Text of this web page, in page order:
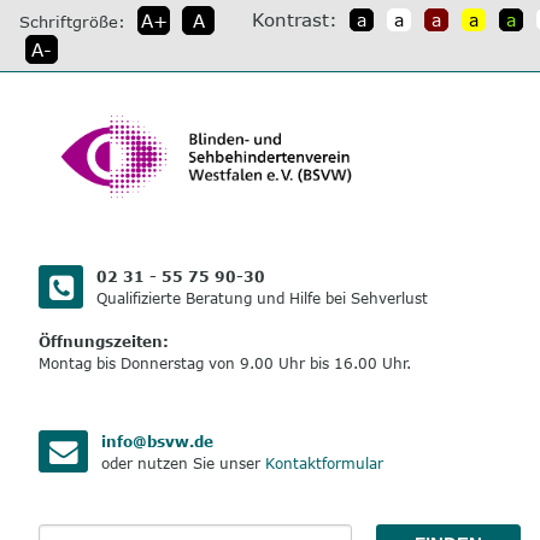
direkt
zum
Inhalt
Schriftgröße: A+
A
A-
Kontrast: a a a a a
02 31 - 55 75 90-30
Qualifizierte Beratung und Hilfe bei Sehverlust
Öffnungszeiten:
Montag bis Donnerstag von 9.00 Uhr bis 16.00 Uhr.
info@bsvw.de
oder nutzen Sie unser Kontaktformular